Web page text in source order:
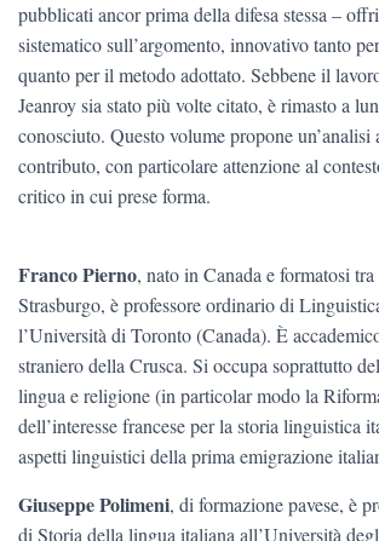
pubblicati ancor prima della difesa stessa –
sistematico sull’argomento, innovativo tanto
quanto per il metodo adottato. Sebbene il
Jeanroy sia stato più volte citato, è rimasto a
conosciuto. Questo volume propone un’analisi
contributo, con particolare attenzione al
critico in cui prese forma.
Franco Pierno, nato in Canada e formatosi
Strasburgo, è professore ordinario di
l’Università di Toronto (Canada). È
straniero della Crusca. Si occupa soprattutto
lingua e religione (in particolar modo la
dell’interesse francese per la storia linguistica
aspetti linguistici della prima emigrazione
Giuseppe Polimeni, di formazione pavese, è
di Storia della lingua italiana all’Università